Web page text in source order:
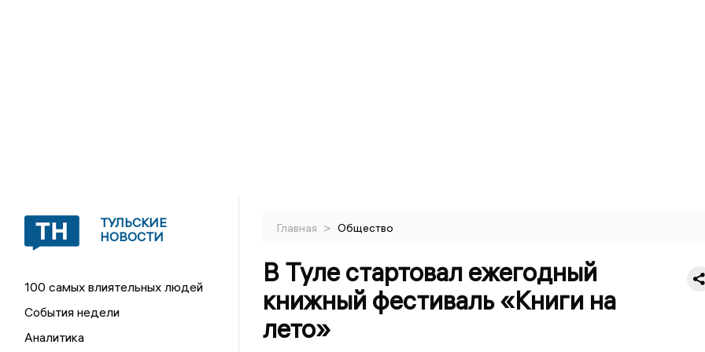
ТУЛЬСКИЕ
НОВОСТИ
100 самых влиятельных людей
События недели
Аналитика
Главная > Общество
В Туле стартовал ежегодный
книжный фестиваль «Книги на
лето»